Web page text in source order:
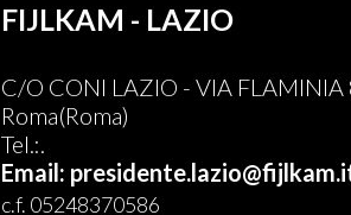
FIJLKAM - LAZIO
C/O CONI LAZIO - VIA
Roma(Roma)
Tel.:.
Email:
c.f. 05248370586